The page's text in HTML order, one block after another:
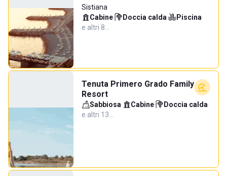
Sistiana
Cabine· Doccia calda· Piscina·
e altri 8…
Tenuta Primero Grado Family
Resort
Sabbiosa· Cabine· Doccia calda·
e altri 13…